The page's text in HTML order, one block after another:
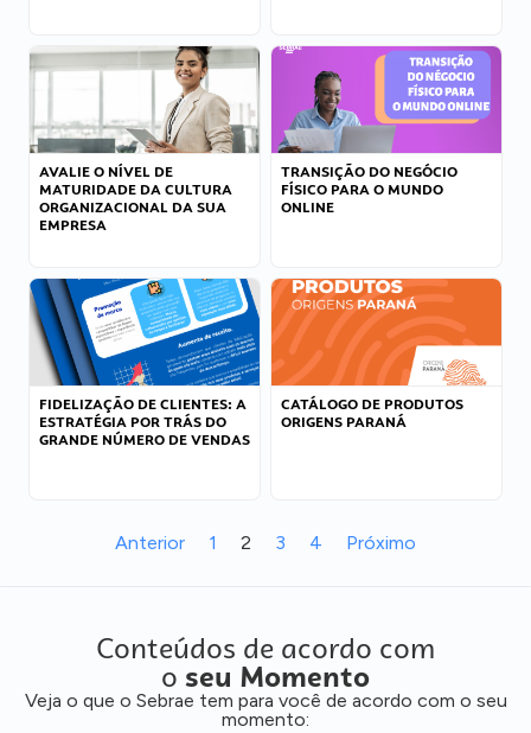
AVALIE O NÍVEL DE
MATURIDADE DA CULTURA
ORGANIZACIONAL DA SUA
EMPRESA
TRANSIÇÃO DO NEGÓCIO
FÍSICO PARA O MUNDO
ONLINE
FIDELIZAÇÃO DE CLIENTES: A
ESTRATÉGIA POR TRÁS DO
GRANDE NÚMERO DE VENDAS
CATÁLOGO DE PRODUTOS
ORIGENS PARANÁ
Anterior 1 2 3 4 Próximo
Conteúdos de acordo com
o seu Momento
Veja o que o Sebrae tem para você de acordo com o seu
momento: